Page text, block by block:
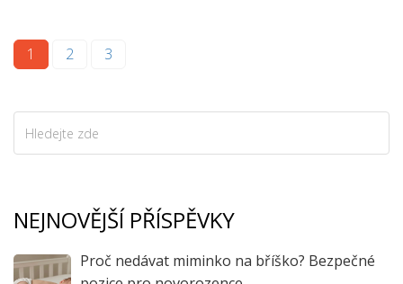
1 2 3
NEJNOVĚJŠÍ PŘÍSPĚVKY
Proč nedávat miminko na bříško? Bezpečné